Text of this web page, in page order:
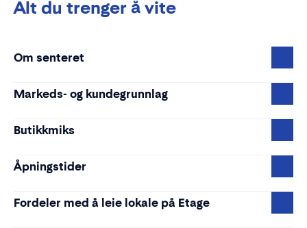
Alt du trenger å vite
Om senteret
Markeds- og kundegrunnlag
Butikkmiks
Åpningstider
Fordeler med å leie lokale på Etage